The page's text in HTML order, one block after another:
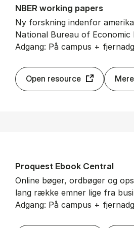
NBER wor­king pa­pers
Ny forskning indenfor
National Bureau of Economic
Adgang: På campus +
Open resource
Proquest Ebook Cen­tral
Online bøger, ordbøger og
lang række emner lige fra
Adgang: På campus +